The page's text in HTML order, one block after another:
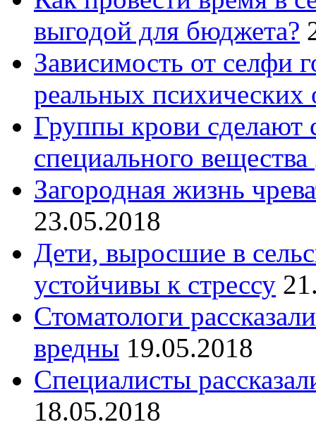
выгодой для бюджета?
Зависимость от селфи
реальных психических
Группы крови
специального вещества
Загородная жизнь
23.05.2018
Дети, выросшие в
устойчивы к стрессу
Стоматологи
вредны 19.05.2018
Специалисты
18.05.2018